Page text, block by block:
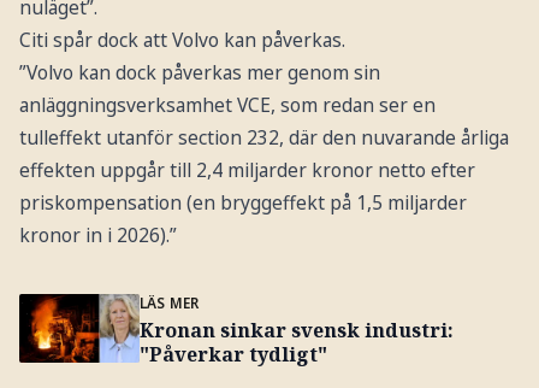
nuläget”.
Citi spår dock att Volvo kan påverkas.
”Volvo kan dock påverkas mer genom sin
anläggningsverksamhet VCE, som redan ser en
tulleffekt utanför section 232, där den nuvarande årliga
effekten uppgår till 2,4 miljarder kronor netto efter
priskompensation (en bryggeffekt på 1,5 miljarder
kronor in i 2026).”
LÄS MER
Kronan sinkar svensk industri:
"Påverkar tydligt"